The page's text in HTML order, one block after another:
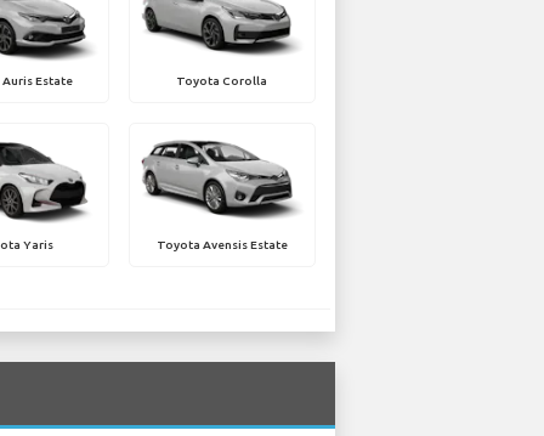
Estate Toyota Corolla
Yaris Toyota Avensis Estate